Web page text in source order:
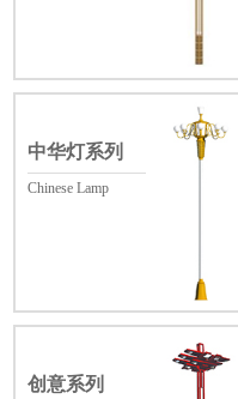
中华灯系列
Chinese Lamp
创意系列